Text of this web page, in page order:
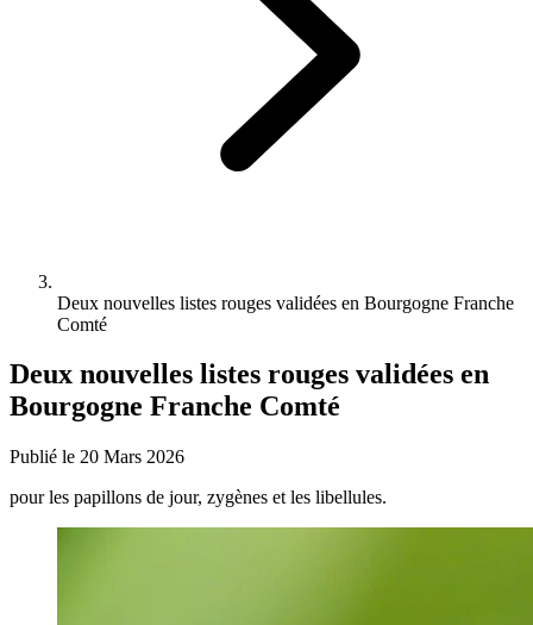
Deux nouvelles listes rouges validées en Bourgogne Franche
Comté
Deux nouvelles listes rouges validées en
Bourgogne Franche Comté
Publié le 20 Mars 2026
pour les papillons de jour, zygènes et les libellules.